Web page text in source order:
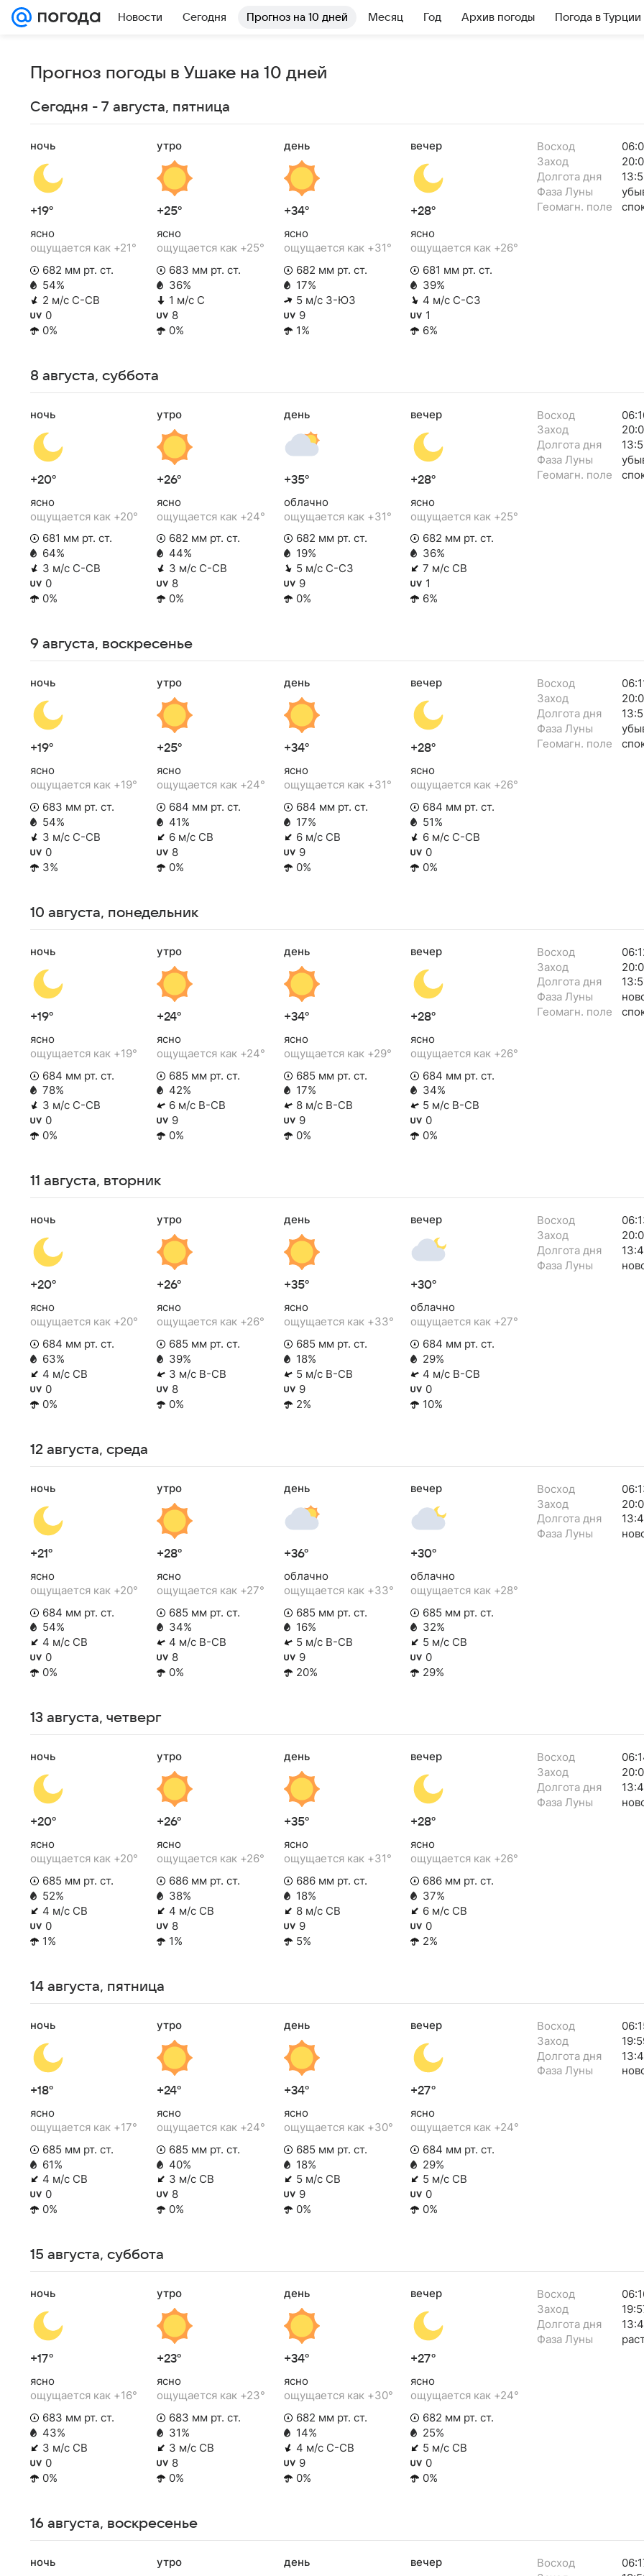
Новости Сегодня Прогноз на 10 дней Месяц Год Архив погоды Погода в Турции
Прогноз погоды в Ушаке на 10 дней
Сегодня - 7 августа, пятница
ночь
+19°
ясно
ощущается как +21°
682 мм рт. ст.
54%
2 м/с С-СВ
0
0%
утро
+25°
ясно
ощущается как +25°
683 мм рт. ст.
36%
1 м/с С
8
0%
день
+34°
ясно
ощущается как +31°
682 мм рт. ст.
17%
5 м/с З-ЮЗ
9
1%
вечер
+28°
ясно
ощущается как +26°
681 мм рт. ст.
39%
4 м/с С-СЗ
1
6%
Восход
Заход
Долгота дня
Фаза Луны
Геомагн. поле
8 августа, суббота
ночь
+20°
ясно
ощущается как +20°
681 мм рт. ст.
64%
3 м/с С-СВ
0
0%
утро
+26°
ясно
ощущается как +24°
682 мм рт. ст.
44%
3 м/с С-СВ
8
0%
день
+35°
облачно
ощущается как +31°
682 мм рт. ст.
19%
5 м/с С-СЗ
9
0%
вечер
+28°
ясно
ощущается как +25°
682 мм рт. ст.
36%
7 м/с СВ
1
6%
Восход
Заход
Долгота дня
Фаза Луны
Геомагн. поле
9 августа, воскресенье
ночь
+19°
ясно
ощущается как +19°
683 мм рт. ст.
54%
3 м/с С-СВ
0
3%
утро
+25°
ясно
ощущается как +24°
684 мм рт. ст.
41%
6 м/с СВ
8
0%
день
+34°
ясно
ощущается как +31°
684 мм рт. ст.
17%
6 м/с СВ
9
0%
вечер
+28°
ясно
ощущается как +26°
684 мм рт. ст.
51%
6 м/с С-СВ
0
0%
Восход
Заход
Долгота дня
Фаза Луны
Геомагн. поле
10 августа, понедельник
ночь
+19°
ясно
ощущается как +19°
684 мм рт. ст.
78%
3 м/с С-СВ
0
0%
утро
+24°
ясно
ощущается как +24°
685 мм рт. ст.
42%
6 м/с В-СВ
9
0%
день
+34°
ясно
ощущается как +29°
685 мм рт. ст.
17%
8 м/с В-СВ
9
0%
вечер
+28°
ясно
ощущается как +26°
684 мм рт. ст.
34%
5 м/с В-СВ
0
0%
Восход
Заход
Долгота дня
Фаза Луны
Геомагн. поле
11 августа, вторник
ночь
+20°
ясно
ощущается как +20°
684 мм рт. ст.
63%
4 м/с СВ
0
0%
утро
+26°
ясно
ощущается как +26°
685 мм рт. ст.
39%
3 м/с В-СВ
8
0%
день
+35°
ясно
ощущается как +33°
685 мм рт. ст.
18%
5 м/с В-СВ
9
2%
вечер
+30°
облачно
ощущается как +27°
684 мм рт. ст.
29%
4 м/с В-СВ
0
10%
Восход
Заход
Долгота дня
Фаза Луны
12 августа, среда
ночь
+21°
ясно
ощущается как +20°
684 мм рт. ст.
54%
4 м/с СВ
0
0%
утро
+28°
ясно
ощущается как +27°
685 мм рт. ст.
34%
4 м/с В-СВ
8
0%
день
+36°
облачно
ощущается как +33°
685 мм рт. ст.
16%
5 м/с В-СВ
9
20%
вечер
+30°
облачно
ощущается как +28°
685 мм рт. ст.
32%
5 м/с СВ
0
29%
Восход
Заход
Долгота дня
Фаза Луны
13 августа, четверг
ночь
+20°
ясно
ощущается как +20°
685 мм рт. ст.
52%
4 м/с СВ
0
1%
утро
+26°
ясно
ощущается как +26°
686 мм рт. ст.
38%
4 м/с СВ
8
1%
день
+35°
ясно
ощущается как +31°
686 мм рт. ст.
18%
8 м/с СВ
9
5%
вечер
+28°
ясно
ощущается как +26°
686 мм рт. ст.
37%
6 м/с СВ
0
2%
Восход
Заход
Долгота дня
Фаза Луны
14 августа, пятница
ночь
+18°
ясно
ощущается как +17°
685 мм рт. ст.
61%
4 м/с СВ
0
0%
утро
+24°
ясно
ощущается как +24°
685 мм рт. ст.
40%
3 м/с СВ
8
0%
день
+34°
ясно
ощущается как +30°
685 мм рт. ст.
18%
5 м/с СВ
9
0%
вечер
+27°
ясно
ощущается как +24°
684 мм рт. ст.
29%
5 м/с СВ
0
0%
Восход
Заход
Долгота дня
Фаза Луны
15 августа, суббота
ночь
+17°
ясно
ощущается как +16°
683 мм рт. ст.
43%
3 м/с СВ
0
0%
утро
+23°
ясно
ощущается как +23°
683 мм рт. ст.
31%
3 м/с СВ
8
0%
день
+34°
ясно
ощущается как +30°
682 мм рт. ст.
14%
4 м/с С-СВ
9
0%
вечер
+27°
ясно
ощущается как +24°
682 мм рт. ст.
25%
5 м/с СВ
0
0%
Восход
Заход
Долгота дня
Фаза Луны
16 августа, воскресенье
ночь утро день вечер Восход